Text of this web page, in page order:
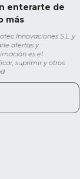
enterarte de
más
Innovaciones S.L. y
ofertas y
es el
suprimir y otros